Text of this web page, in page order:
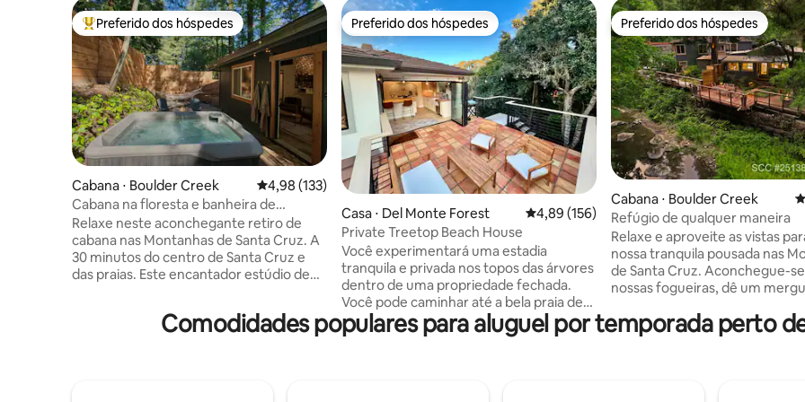
Entre os melhores preferidos dos hóspedes
Preferido dos hóspedes
Cabana ⋅ Boulder Creek 4,98 de uma avaliação média de 5, 133 avaliações
4,98 (133)
Cabana na floresta e banheira de
hidromassagem
Relaxe neste aconchegante retiro de
cabana nas Montanhas de Santa Cruz. A
30 minutos do centro de Santa Cruz e
das praias. Este encantador estúdio de
mergulhar nas sequoias. A cabana possui
Preferido dos hóspedes
Preferido dos hóspedes
Casa ⋅ Del Monte Forest 4,89 de uma avaliação média de 5, 156
4,89 (156)
Private Treetop Beach House
Você experimentará uma estadia
tranquila e privada nos topos das árvores
dentro de uma propriedade fechada.
Você pode caminhar até a bela praia de
Moss/Asilomar, restaurantes e spa no
Spanish Bay Resort e no clube de campo
Preferido dos hóspedes
Preferido dos hóspedes
Cabana ⋅ Boulder Creek
Refúgio de qualquer maneira
Relaxe e aproveite as vistas
nossa tranquila pousada nas
de Santa Cruz. Aconchegue-
nossas fogueiras, dê um
privativa e desfrute dos sons
fluindo. Caminhe pelos parques
Comodidades populares para aluguel por temporada perto